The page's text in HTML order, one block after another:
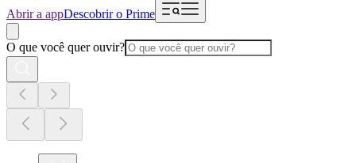
Abrir a appDescobrir o Prime
O que você quer ouvir?